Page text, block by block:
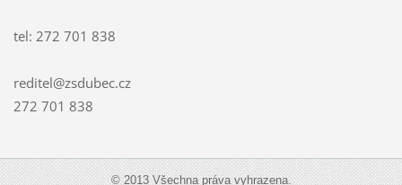
tel: 272 701 838
reditel@zsdubec.cz
272 701 838
© 2013 Všechna práva vyhrazena.